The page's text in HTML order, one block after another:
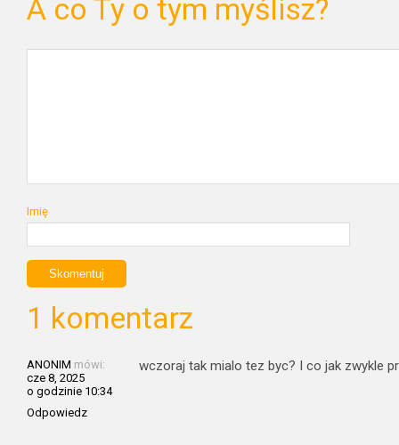
A co Ty o tym myślisz?
Imię
1 komentarz
ANONIM mówi:
cze 8, 2025
o godzinie 10:34
Odpowiedz
wczoraj tak mialo tez byc? I co jak zwykle